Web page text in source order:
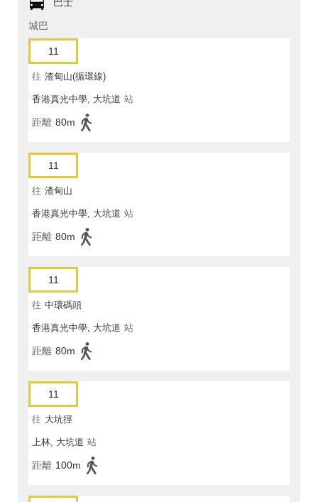
城巴
11
往 渣甸山(循環線)
香港真光中學, 大坑道 站
距離 80m
11
往 渣甸山
香港真光中學, 大坑道 站
距離 80m
11
往 中環碼頭
香港真光中學, 大坑道 站
距離 80m
11
往 大坑徑
上林, 大坑道 站
距離 100m